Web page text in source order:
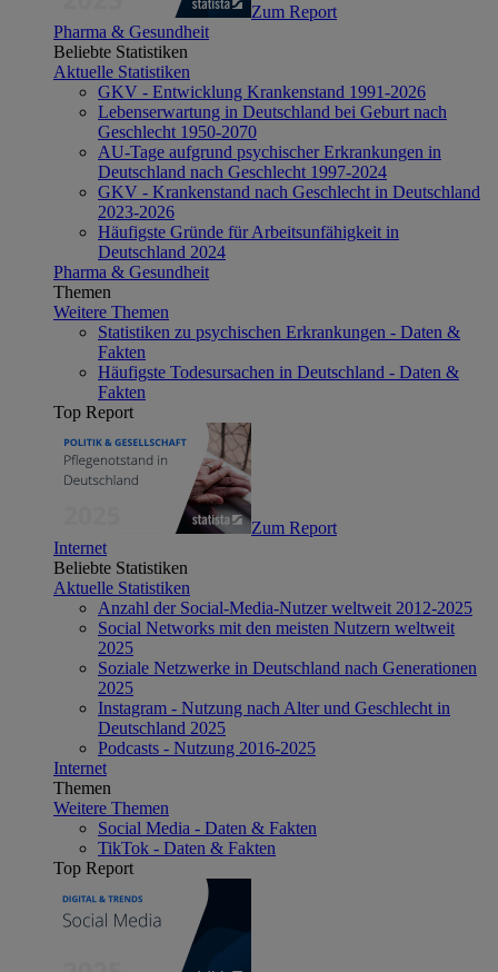
Zum Report
Pharma & Gesundheit
Beliebte Statistiken
Aktuelle Statistiken
GKV - Entwicklung Krankenstand 1991-2026
Lebenserwartung in Deutschland bei Geburt nach
Geschlecht 1950-2070
AU-Tage aufgrund psychischer Erkrankungen in
Deutschland nach Geschlecht 1997-2024
GKV - Krankenstand nach Geschlecht in Deutschland
2023-2026
Häufigste Gründe für Arbeitsunfähigkeit in
Deutschland 2024
Pharma & Gesundheit
Themen
Weitere Themen
Statistiken zu psychischen Erkrankungen - Daten &
Fakten
Häufigste Todesursachen in Deutschland - Daten &
Fakten
Top Report
Zum Report
Internet
Beliebte Statistiken
Aktuelle Statistiken
Anzahl der Social-Media-Nutzer weltweit 2012-2025
Social Networks mit den meisten Nutzern weltweit
2025
Soziale Netzwerke in Deutschland nach Generationen
2025
Instagram - Nutzung nach Alter und Geschlecht in
Deutschland 2025
Podcasts - Nutzung 2016-2025
Internet
Themen
Weitere Themen
Social Media - Daten & Fakten
TikTok - Daten & Fakten
Top Report